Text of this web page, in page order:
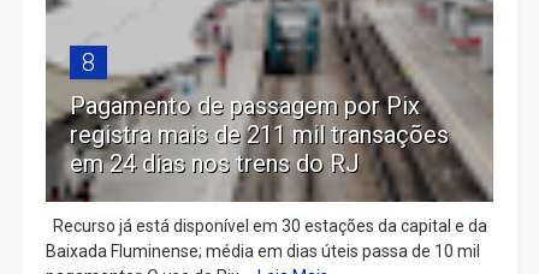
8
Pagamento de passagem por Pix
registra mais de 211 mil transações
em 24 dias nos trens do RJ
Recurso já está disponível em 30 estações da capital e da
Baixada Fluminense; média em dias úteis passa de 10 mil